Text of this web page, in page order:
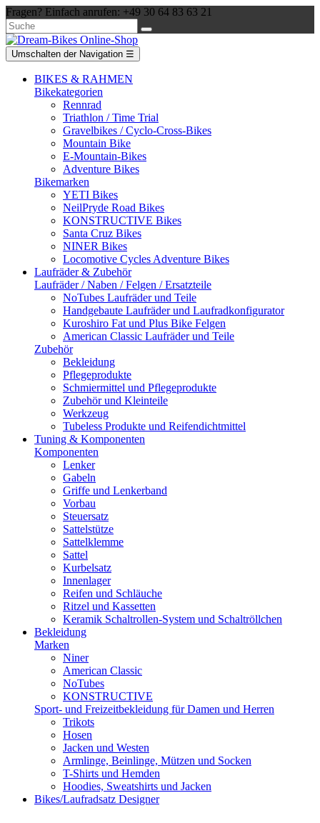
Fragen? Einfach anrufen: +49 30 64 83 63 21
Umschalten der Navigation ☰
BIKES & RAHMEN
Bikekategorien
Rennrad
Triathlon / Time Trial
Gravelbikes / Cyclo-Cross-Bikes
Mountain Bike
E-Mountain-Bikes
Adventure Bikes
Bikemarken
YETI Bikes
NeilPryde Road Bikes
KONSTRUCTIVE Bikes
Santa Cruz Bikes
NINER Bikes
Locomotive Cycles Adventure Bikes
Laufräder & Zubehör
Laufräder / Naben / Felgen / Ersatzteile
NoTubes Laufräder und Teile
Handgebaute Laufräder und Laufradkonfigurator
Kuroshiro Fat und Plus Bike Felgen
American Classic Laufräder und Teile
Zubehör
Bekleidung
Pflegeprodukte
Schmiermittel und Pflegeprodukte
Zubehör und Kleinteile
Werkzeug
Tubeless Produkte und Reifendichtmittel
Tuning & Komponenten
Komponenten
Lenker
Gabeln
Griffe und Lenkerband
Vorbau
Steuersatz
Sattelstütze
Sattelklemme
Sattel
Kurbelsatz
Innenlager
Reifen und Schläuche
Ritzel und Kassetten
Keramik Schaltrollen-System und Schaltröllchen
Bekleidung
Marken
Niner
American Classic
NoTubes
KONSTRUCTIVE
Sport- und Freizeitbekleidung für Damen und Herren
Trikots
Hosen
Jacken und Westen
Armlinge, Beinlinge, Mützen und Socken
T-Shirts und Hemden
Hoodies, Sweatshirts und Jacken
Bikes/Laufradsatz Designer